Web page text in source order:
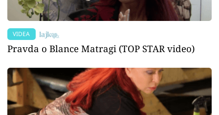
VIDEA
Pravda o Blance Matragi (TOP STAR video)